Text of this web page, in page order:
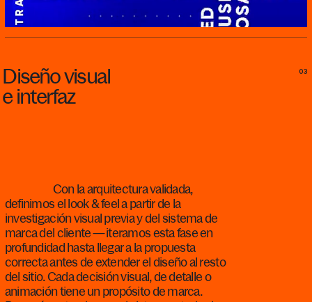
Diseñovisual
e interfaz
03
Con la arquitectura validada,
definimos el look & feel a partir de la
investigación visual previa y del sistema de
marca del cliente — iteramos esta fase en
profundidad hasta llegar a la propuesta
correcta antes de extender el diseño al resto
del sitio. Cada decisión visual, de detalle o
animación tiene un propósito de marca.